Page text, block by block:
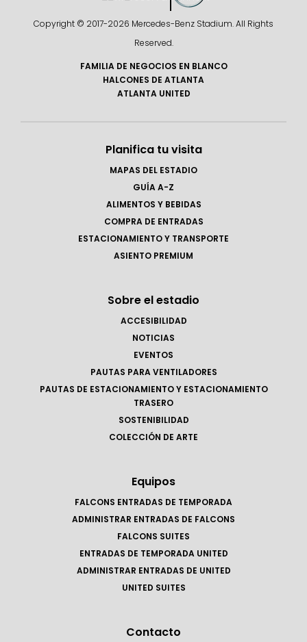
Copyright © 2017-2026 Mercedes-Benz Stadium. All Rights
Reserved.
FAMILIA DE NEGOCIOS EN BLANCO
HALCONES DE ATLANTA
ATLANTA UNITED
Planifica tu visita
MAPAS DEL ESTADIO
GUÍA A-Z
ALIMENTOS Y BEBIDAS
COMPRA DE ENTRADAS
ESTACIONAMIENTO Y TRANSPORTE
ASIENTO PREMIUM
Sobre el estadio
ACCESIBILIDAD
NOTICIAS
EVENTOS
PAUTAS PARA VENTILADORES
PAUTAS DE ESTACIONAMIENTO Y ESTACIONAMIENTO
TRASERO
SOSTENIBILIDAD
COLECCIÓN DE ARTE
Equipos
FALCONS ENTRADAS DE TEMPORADA
ADMINISTRAR ENTRADAS DE FALCONS
FALCONS SUITES
ENTRADAS DE TEMPORADA UNITED
ADMINISTRAR ENTRADAS DE UNITED
UNITED SUITES
Contacto